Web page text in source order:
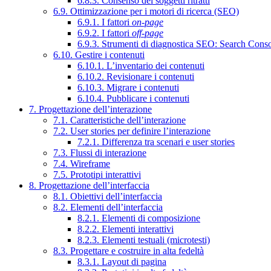
6.9. Ottimizzazione per i motori di ricerca (SEO)
6.9.1. I fattori on-page
6.9.2. I fattori off-page
6.9.3. Strumenti di diagnostica SEO: Search
6.10. Gestire i contenuti
6.10.1. L’inventario dei contenuti
6.10.2. Revisionare i contenuti
6.10.3. Migrare i contenuti
6.10.4. Pubblicare i contenuti
7. Progettazione dell’interazione
7.1. Caratteristiche dell’interazione
7.2. User stories per definire l’interazione
7.2.1. Differenza tra scenari e user stories
7.3. Flussi di interazione
7.4. Wireframe
7.5. Prototipi interattivi
8. Progettazione dell’interfaccia
8.1. Obiettivi dell’interfaccia
8.2. Elementi dell’interfaccia
8.2.1. Elementi di composizione
8.2.2. Elementi interattivi
8.2.3. Elementi testuali (microtesti)
8.3. Progettare e costruire in alta fedeltà
8.3.1. Layout di pagina